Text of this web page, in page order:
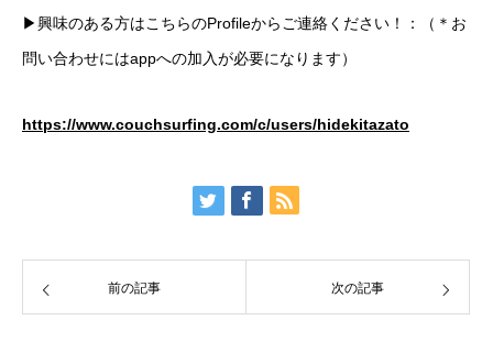
▶︎興味のある方はこちらのProfileからご連絡ください！：（＊お
問い合わせにはappへの加入が必要になります）
https://www.couchsurfing.com/c/users/hidekitazato
前の記事 次の記事